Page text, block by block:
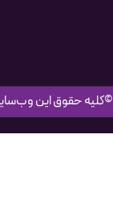
©کلیه حقوق این